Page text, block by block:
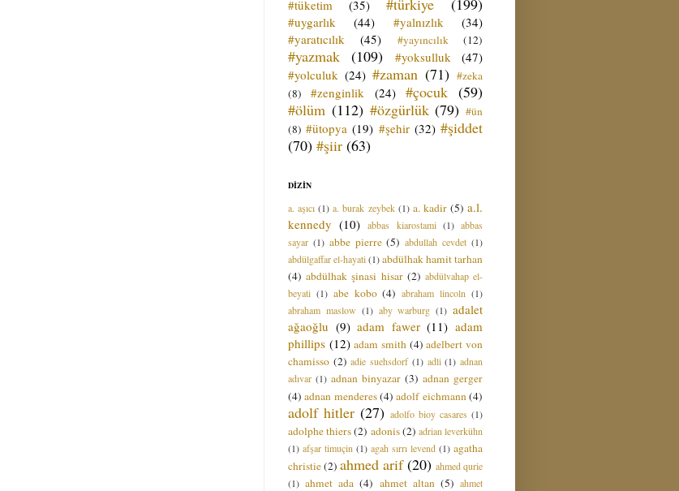
#tüketim (35)
#uygarlık (44) #yalnızlık
(34)
#yaratıcılık
(45) #yayıncılık (12)
#yazmak (109) #yoksulluk
(47)
#yolculuk (24) #zaman (71) #zeka
(8)
#zenginlik (24) #çocuk (59)
#ölüm (112) #özgürlük (79) #ün
(8) #ütopya (19) #şehir (32) #şiddet
(70) #şiir (63)
DİZİN
a. aşıcı (1) a. burak zeybek (1) a. kadir (5) a.l.
kennedy (10) abbas kiarostami (1) abbas
sayar (1) abbe pierre (5) abdullah cevdet (1)
abdülgaffar el-hayati(1)abdülhak hamit tarhan
(4) abdülhak şinasi hisar (2) abdülvahap el-
beyati (1) abe kobo (4) abraham lincoln (1)
abraham maslow (1) aby warburg (1) adalet
ağaoğlu (9) adam fawer (11) adam
phillips (12) adam smith (4) adelbert von
chamisso (2) adie suehsdorf (1) adli (1) adnan
adıvar (1) adnan binyazar (3) adnan gerger
(4) adnan menderes(4) adolf eichmann (4)
adolf hitler (27) adolfo bioy casares (1)
adolphe thiers(2) adonis(2) adrian leverkühn
(1) afşar timuçin (1) agah sırrı levend (1) agatha
christie(2) ahmed arif (20) ahmed qurie
(1) ahmet ada (4) ahmet altan (5) ahmet